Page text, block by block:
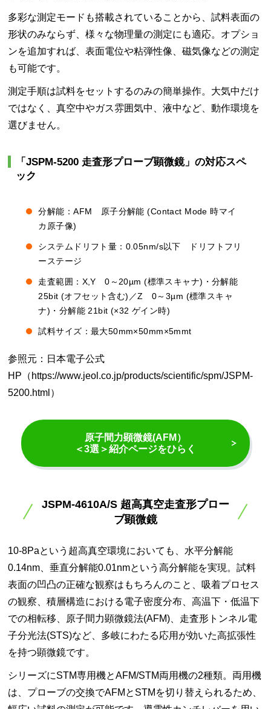
多彩な測定モードも搭載されていることから、試料表面の
形状のみならず、様々な物理量の測定にも適応。オプショ
ンを追加すれば、表面電位や粘弾性像、磁気像などの測定
も可能です。
測定手順は試料をセットするのみの簡単操作。大気中だけ
ではなく、真空中やガス雰囲気中、液中など、動作環境を
選びません。
「JSPM-5200 走査形プローブ顕微鏡」の対応スペ
ック
分解能：AFM 原子分解能 (Contact Mode 時マイ
カ原子像)
システムドリフト量：0.05nm/s以下 ドリフトフリ
ーステージ
走査範囲：X,Y 0～20µm (標準スキャナ)・分解能
25bit (オフセット含む)／Z 0～3µm (標準スキャ
ナ)・分解能 21bit (×32 ゲイン時)
試料サイズ：最大50mm×50mm×5mmt
参照元：日本電子公式
HP（https://www.jeol.co.jp/products/scientific/spm/JSPM-
5200.html）
原子間力顕微鏡(AFM）
＜3選＞紹介ページをひらく
JSPM-4610A/S 超高真空走査形プロー
ブ顕微鏡
10-8Paという超高真空環境においても、水平分解能
0.14nm、垂直分解能0.01nmという高分解能を実現。試料
表面の凹凸の正確な観察はもちろんのこと、吸着プロセス
の観察、積層構造における電子密度分布、高温下・低温下
での相転移、原子間力顕微鏡法(AFM)、走査形トンネル電
子分光法(STS)など、多岐にわたる応用が効いた高拡張性
を持つ顕微鏡です。
シリーズにSTM専用機とAFM/STM両用機の2種類。両用機
は、プローブの交換でAFMとSTMを切り替えられるため、